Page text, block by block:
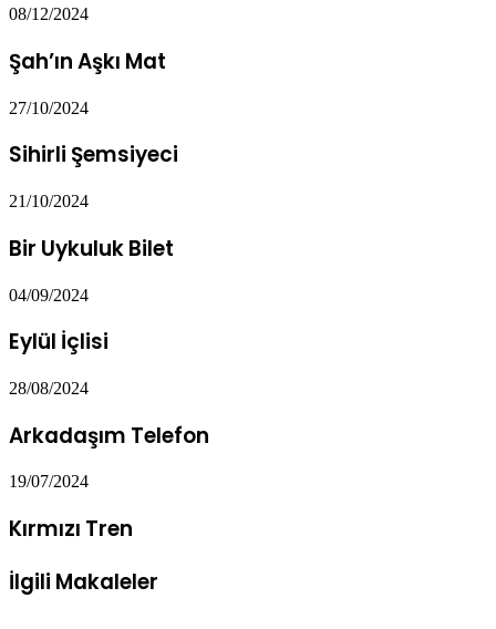
08/12/2024
Şah’ın Aşkı Mat
27/10/2024
Sihirli Şemsiyeci
21/10/2024
Bir Uykuluk Bilet
04/09/2024
Eylül İçlisi
28/08/2024
Arkadaşım Telefon
19/07/2024
Kırmızı Tren
İlgili Makaleler